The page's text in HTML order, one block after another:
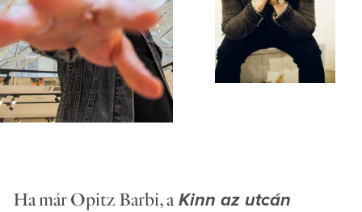
Ha már Opitz Barbi, a Kinn az utcán